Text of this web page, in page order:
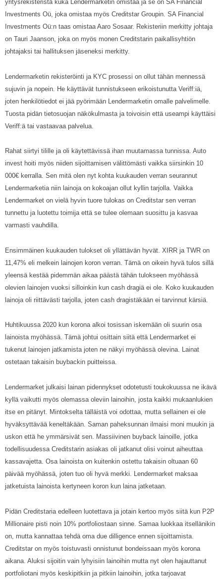
yritysrekisteristä kuka Lendermarketin omistaa ja se on SA Financial
Investments Oü, joka omistaa myös Creditstar Groupin. SA Financial
Investments Oü:n taas omistaa Aaro Sosaar. Rekisteriin merkitty johtaja
on Tauri Jaanson, joka on myös monen Creditstarin paikallisyhtiön
johtajaksi tai hallituksen jäseneksi merkitty.
Lendermarketin rekisteröinti ja KYC prosessi on ollut tähän mennessä
sujuvin ja nopein. He käyttävät tunnistukseen erikoistunutta Veriff:iä,
joten henkilötiedot ei jää pyörimään Lendermarketin omalle palvelimelle.
Tuosta pidän tietosuojan näkökulmasta ja toivoisin että useampi käyttäisi
Veriff:ä tai vastaavaa palvelua.
Rahat siirtyi tilille ja oli käytettävissä ihan muutamassa tunnissa. Auto
invest hoiti myös niiden sijoittamisen välittömästi vaikka siirsinkin 10
000€ kerralla. Sen mitä olen nyt kohta kuukauden verran seurannut
Lendermarketia niin lainoja on kokoajan ollut kyllin tarjolla. Vaikka
Lendermarket on vielä hyvin tuore tulokas on Creditstar sen verran
tunnettu ja luotettu toimija että se tulee olemaan suosittu ja kasvaa
varmasti vauhdilla.
Ensimmäinen kuukauden tulokset oli yllättävän hyvät. XIRR ja TWR on
11,47% eli melkein lainojen koron verran. Tämä on oikein hyvä tulos sillä
yleensä kestää pidemmän aikaa päästä tähän tulokseen myöhässä
olevien lainojen vuoksi silloinkin kun cash dragiä ei ole. Koko kuukauden
lainoja oli riittävästi tarjolla, joten cash dragistäkään ei tarvinnut kärsiä.
Huhtikuussa 2020 kun korona alkoi tosissan iskemään oli suurin osa
lainoista myöhässä. Tämä johtui osittain siitä että Lendermarket ei
tukenut lainojen jatkamista joten ne näkyi myöhässä olevina. Lainat
ostetaan takaisin buybackin puitteissa.
Lendermarket julkaisi lainan pidennykset odotetusti toukokuussa ne ikävä
kyllä vaikutti myös olemassa oleviin lainoihin, josta kaikki mukaanlukien
itse en pitänyt. Mintokselta tälläistä voi odottaa, mutta sellainen ei ole
hyväksyttävää keneltäkään. Saman paheksunnan ilmaisi moni muukin ja
uskon että he ymmärsivät sen. Massiivinen buyback lainoille, jotka
todellisuudessa Creditstarin asiakas oli jatkanut olisi voinut aiheuttaa
kassavajetta. Osa lainoista on kuitenkin ostettu takaisin oltuaan 60
päivää myöhässä, joten tuo oli hyvä merkki. Lendermarket maksaa
jatketuista lainoista kertyneen koron kun laina jatketaan.
Pidän Creditstaria edelleen luotettava ja jotain kertoo myös siitä kun P2P
Millionaire pisti noin 10% portfoliostaan sinne. Samaa luokkaa itsellänikin
on, mutta kannattaa tehdä oma due dilligence ennen sijoittamista.
Creditstar on myös toistuvasti onnistunut bondeissaan myös korona
aikana. Aluksi sijoitin vain lyhyisiin lainoihin mutta nyt olen hajauttanut
portfoliotani myös keskipitkiin ja pitkiin lainoihin, jotka tarjoavat